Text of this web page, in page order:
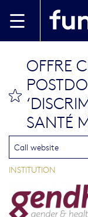
OFFRE
SANTÉ
Call website
INSTITUTION